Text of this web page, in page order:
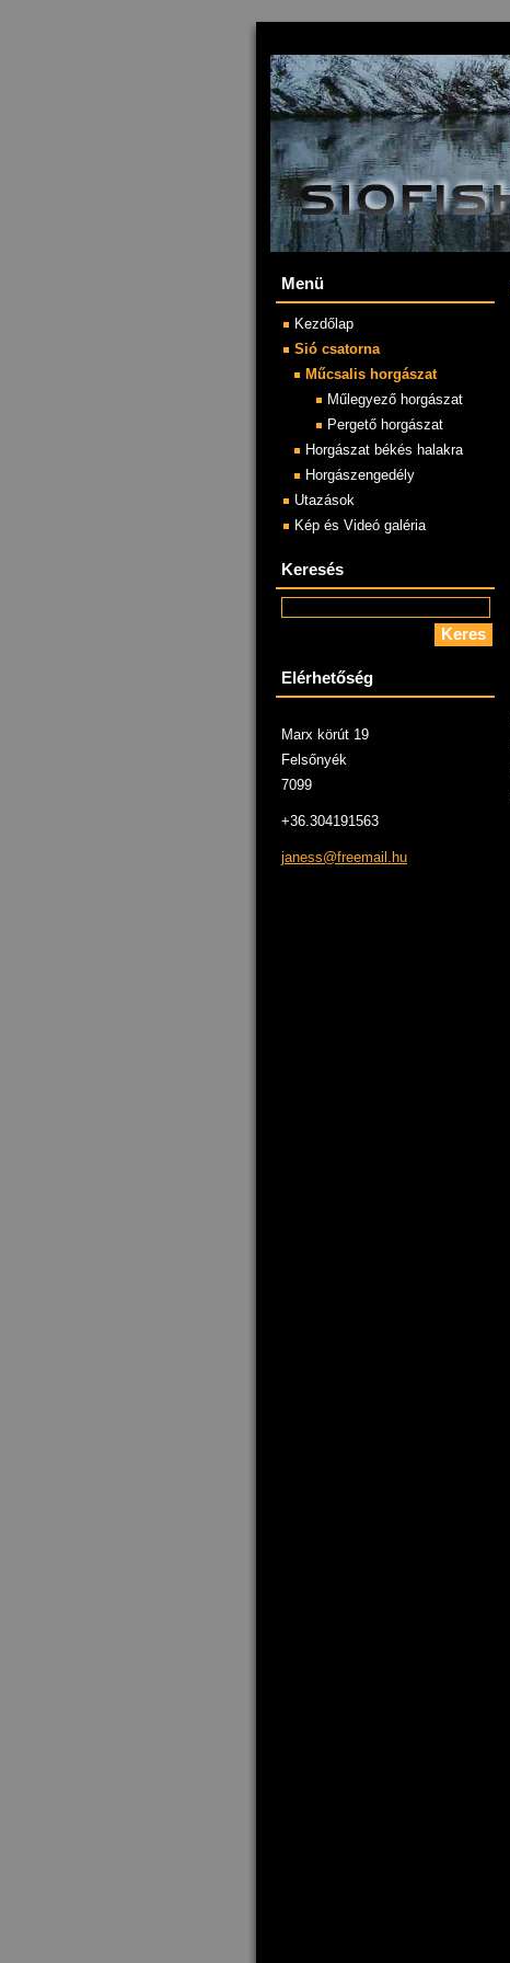
.
Menü
Kezdőlap
Sió csatorna
Műcsalis horgászat
Műlegyező horgászat
Pergető horgászat
Horgászat békés halakra
Horgászengedély
Utazások
Kép és Videó galéria
Keresés
Elérhetőség
Marx körút 19
Felsőnyék
7099
+36.304191563
janess@freemail. hu